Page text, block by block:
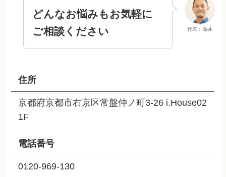
代表：高井
どんなお悩みもお気軽に
ご相談ください
住所
京都府京都市右京区常盤仲ノ町3-26 i.House02
1F
電話番号
0120-969-130